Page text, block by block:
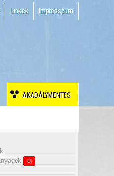
Linkek Impresszum
AKADÁLYMENTES
Új